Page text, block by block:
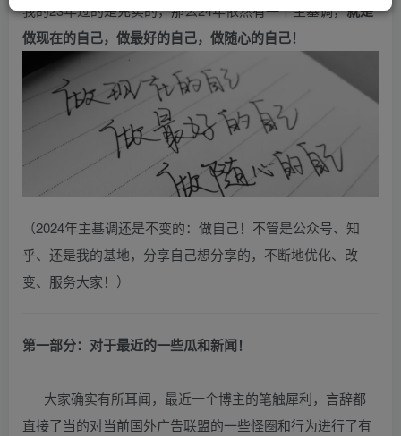
我的23年过的是充实的，那么24年依然有一个主基调，就是
做现在的自己，做最好的自己，做随心的自己！
（2024年主基调还是不变的：做自己！不管是公众号、知
乎、还是我的基地，分享自己想分享的，不断地优化、改
变、服务大家！）
第一部分：对于最近的一些瓜和新闻！
大家确实有所耳闻，最近一个博主的笔触犀利，言辞都
直接了当的对当前国外广告联盟的一些怪圈和行为进行了有